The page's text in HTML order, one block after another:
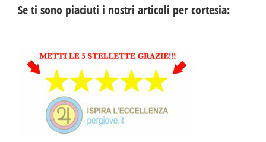
Se ti sono piaciuti i nostri articoli per cortesia: